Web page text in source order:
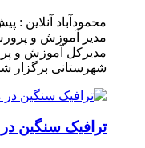
محمودآباد آنلاین :
مدیر آموزش و
مدیرکل آموزش و
شهرستانی برگزار
ترافیک سنگین